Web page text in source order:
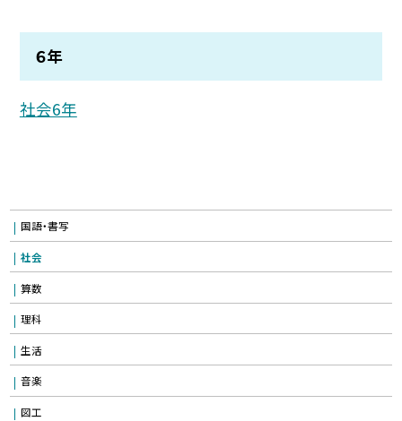
６年
社会6年
国語・書写
社会
算数
理科
生活
音楽
図工